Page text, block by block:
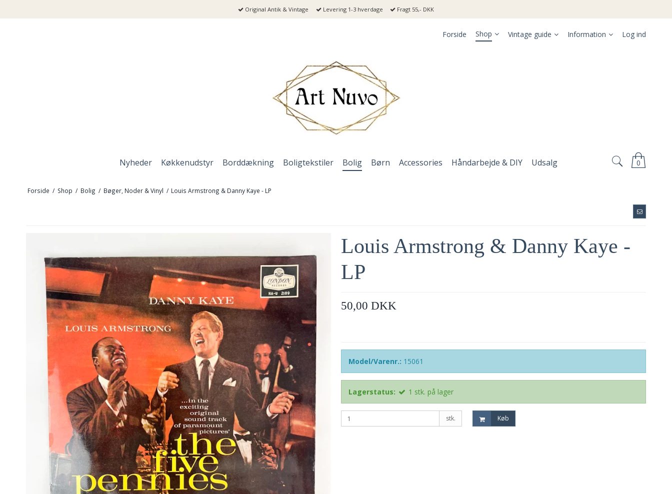
Original Antik & Vintage Levering 1-3 hverdage Fragt 55,- DKK
Forside Shop Vintage guide Information Log ind
0
Nyheder Køkkenudstyr Borddækning Boligtekstiler Bolig Børn Accessories Håndarbejde & DIY Udsalg
Forside / Shop / Bolig / Bøger, Noder & Vinyl / Louis Armstrong & Danny Kaye - LP
Louis Armstrong & Danny Kaye -
LP
50,00 DKK
Model/Varenr.: 15061
Lagerstatus: 1 stk. på lager
stk. Køb